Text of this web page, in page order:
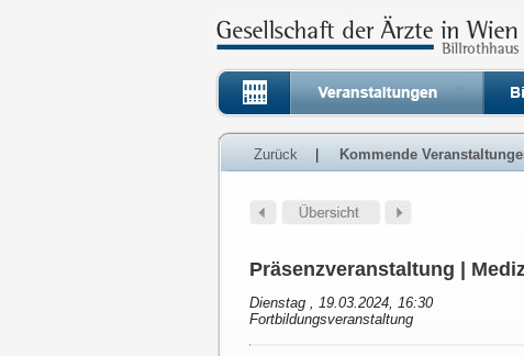
Zurück Kommende
Präsenzveranstaltung |
Dienstag , 19.03.2024, 16:30
Fortbildungsveranstaltung